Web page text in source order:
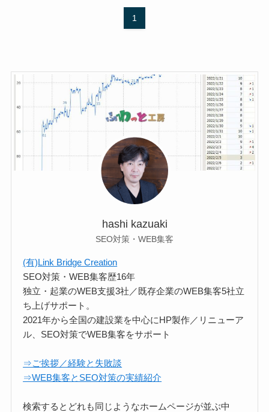
1
hashi kazuaki
SEO対策・WEB集客
(有)Link Bridge Creation
SEO対策・WEB集客歴16年
独立・起業のWEB支援3社／既存企業のWEB集客5社立
ち上げサポート。
2021年から全国の建設業を中心にHP製作／リニューア
ル、SEO対策でWEB集客をサポート
⇒ご挨拶／経験と失敗談
⇒WEB集客とSEO対策の実績紹介
検索するとどれも同じようなホームページが並ぶ中